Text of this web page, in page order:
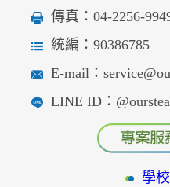
傳真：04-2256-
統編：90386785
E-mail：
LINE ID：
學